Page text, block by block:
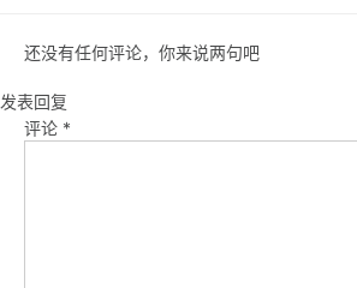
还没有任何评论，你来说两句吧
发表回复
评论 *